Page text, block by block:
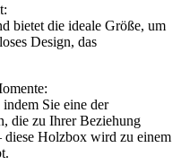
bietet die ideale Größe, um
Design, das
Sie eine der
die zu Ihrer Beziehung
diese Holzbox wird zu einem